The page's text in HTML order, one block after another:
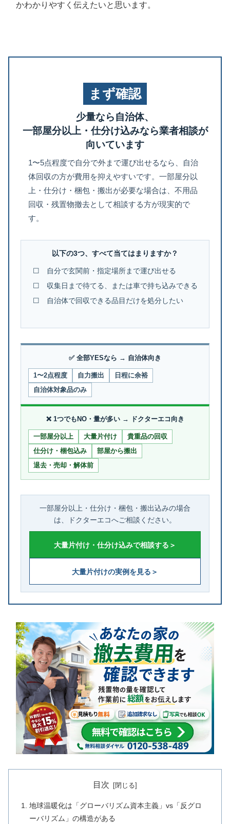
かわかりやすく伝えたいと思います。
まず確認
少量なら自治体、
一部屋分以上・仕分け込みなら業者相談が
向いています
1〜5点程度で自分で外まで運び出せるなら、自治
体回収の方が費用を抑えやすいです。一部屋分以
上・仕分け・梱包・搬出が必要な場合は、不用品
回収・残置物撤去として相談する方が現実的で
す。
以下の3つ、すべて当てはまりますか？
☐ 自分で玄関前・指定場所まで運び出せる
☐ 収集日まで待てる、または車で持ち込みできる
☐ 自治体で回収できる品目だけを処分したい
✅ 全部YESなら → 自治体向き
1〜2点程度 自力搬出
日程に余裕
自治体対象品のみ
❌ 1つでもNO・量が多い → ドクターエコ向き
一部屋分以上 大量片付け
貴重品の回収
仕分け・梱包込み
部屋から搬出
退去・売却・解体前
一部屋分以上・仕分け・梱包・搬出込みの場合
は、ドクターエコへご相談ください。
大量片付け・仕分け込みで相談する＞
大量片付けの実例を見る＞
目次
地球温暖化は「グローバリズム資本主義」vs「反グロ
ーバリズム」の構造がある